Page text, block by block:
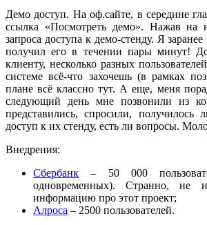
Демо доступ. На оф.сайте, в середине
ссылка «Посмотреть демо». Нажав на
запроса доступа к демо-стенду. Я
получил его в течении пары минут!
клиенту, несколько разных
системе всё-что захочешь (в рамках
плане всё классно тут. А еще, меня
следующий день мне позвонили из
представились, спросили, получилось
доступ к их стенду, есть ли вопросы.
Внедрения:
Сбербанк – 50 000
одновременных). Странно, не
информацию про этот проект;
Алроса – 2500 пользователей.